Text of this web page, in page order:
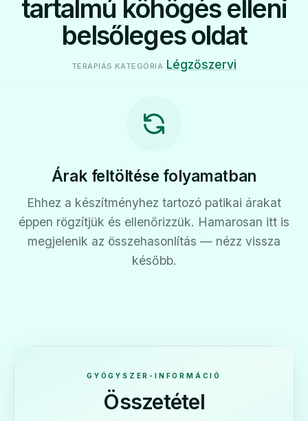
tartalmú köhögés elleni
belsőleges oldat
TERÁPIÁS KATEGÓRIA Légzőszervi
Árak feltöltése folyamatban
Ehhez a készítményhez tartozó patikai árakat
éppen rögzítjük és ellenőrizzük. Hamarosan itt is
megjelenik az összehasonlítás — nézz vissza
később.
GYÓGYSZER-INFORMÁCIÓ
Összetétel